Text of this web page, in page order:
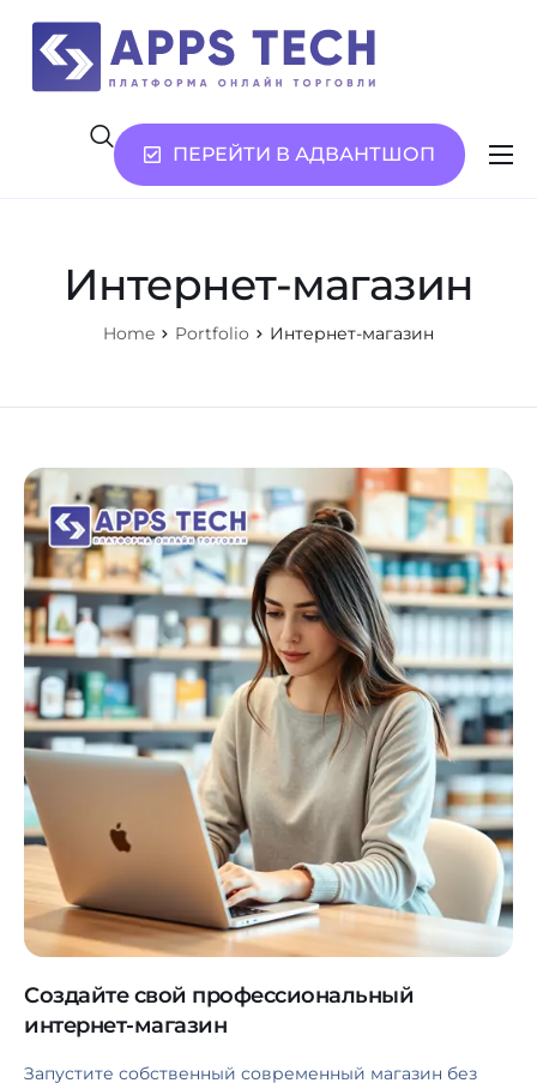
Возможности
О нас
Контакты
ПЕРЕЙТИ В АДВАНТШОП
Интернет-магазин
Home Portfolio Интернет-магазин
Создайте свой профессиональный
интернет-магазин
Запустите собственный современный магазин без